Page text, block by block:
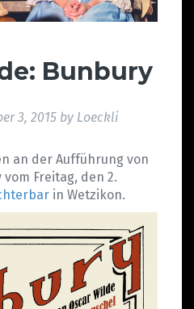
Bunbury
3, 2015by Loeckli
an der Aufführung von
vom Freitag, den 2.
in Wetzikon.